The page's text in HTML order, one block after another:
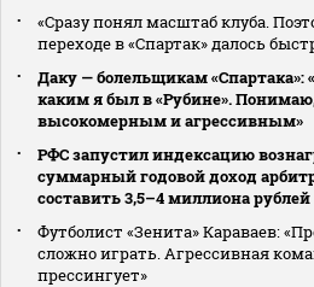
«Сразу понял масштаб клуба.
переходе в «Спартак» далось
Даку — болельщикам «Спартака»:
каким я был в «Рубине».
высокомерным и агрессивным»
РФС запустил индексацию
суммарный годовой доход
составить 3,5–4 миллиона рублей
Футболист «Зенита» Караваев:
сложно играть. Агрессивная
прессингует»